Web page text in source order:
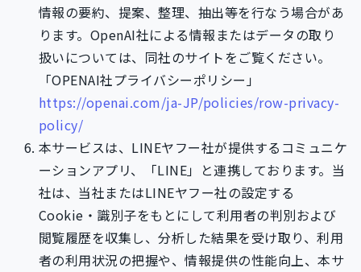
情報の要約、提案、整理、抽出等を行なう場合があ
ります。OpenAI社による情報またはデータの取り
扱いについては、同社のサイトをご覧ください。
「OPENAI社プライバシーポリシー」
https://openai.com/ja-JP/policies/row-privacy-
policy/
本サービスは、LINEヤフー社が提供するコミュニケ
ーションアプリ、「LINE」と連携しております。当
社は、当社またはLINEヤフー社の設定する
Cookie・識別子をもとにして利用者の判別および
閲覧履歴を収集し、分析した結果を受け取り、利用
者の利用状況の把握や、情報提供の性能向上、本サ